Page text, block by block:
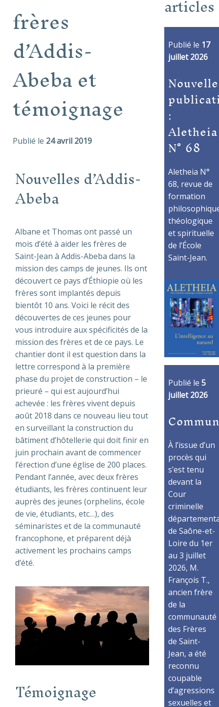
frères
d’Addis-
Abeba et
témoignage
Publié le 24 avril 2019
Nouvelles d’Addis-
Abeba
Albane et Thomas ont passé un
mois d’été à aider les frères de
Saint-Jean à Addis-Abeba dans la
mission des camps de jeunes. Ils ont
découvert ce pays d’Éthiopie où les
frères sont implantés depuis
bientôt 10 ans. Voici le récit des
découvertes de ces jeunes pour
vous introduire aux spécificités de la
mission des frères et de ce pays. Le
chantier dont il est question dans la
lettre correspond à la première
phase du projet de construction – le
prieuré – qui est aujourd’hui
achevée : les frères vivent depuis
août 2018 dans ce nouveau lieu tout
en surveillant la construction du
bâtiment d’hôtellerie qui doit finir en
juin prochain avant de commencer
l’érection d’une église de 200 places.
Pendant l’année, avec deux frères
étudiants, les frères continuent leur
auprès des jeunes (orphelins, école
de vie, étudiants, etc…), des
séminaristes et de la communauté
francophone, et préparent déjà
activement les prochains camps
d’été.
Témoignage
articles
Publié le 17
juillet 2026
Nouvelle
:
Aletheia
N° 68
Aletheia N°
68, revue de
formation
théologique
et spirituelle
de l’École
Saint-Jean.
Publié le 5
juillet 2026
À l’issue d’un
procès qui
s’est tenu
devant la
Cour
criminelle
de Saône-et-
Loire du 1er
au 3 juillet
2026, M.
François T.,
ancien frère
de la
communauté
des Frères
de Saint-
Jean, a été
reconnu
coupable
d’agressions
sexuelles et